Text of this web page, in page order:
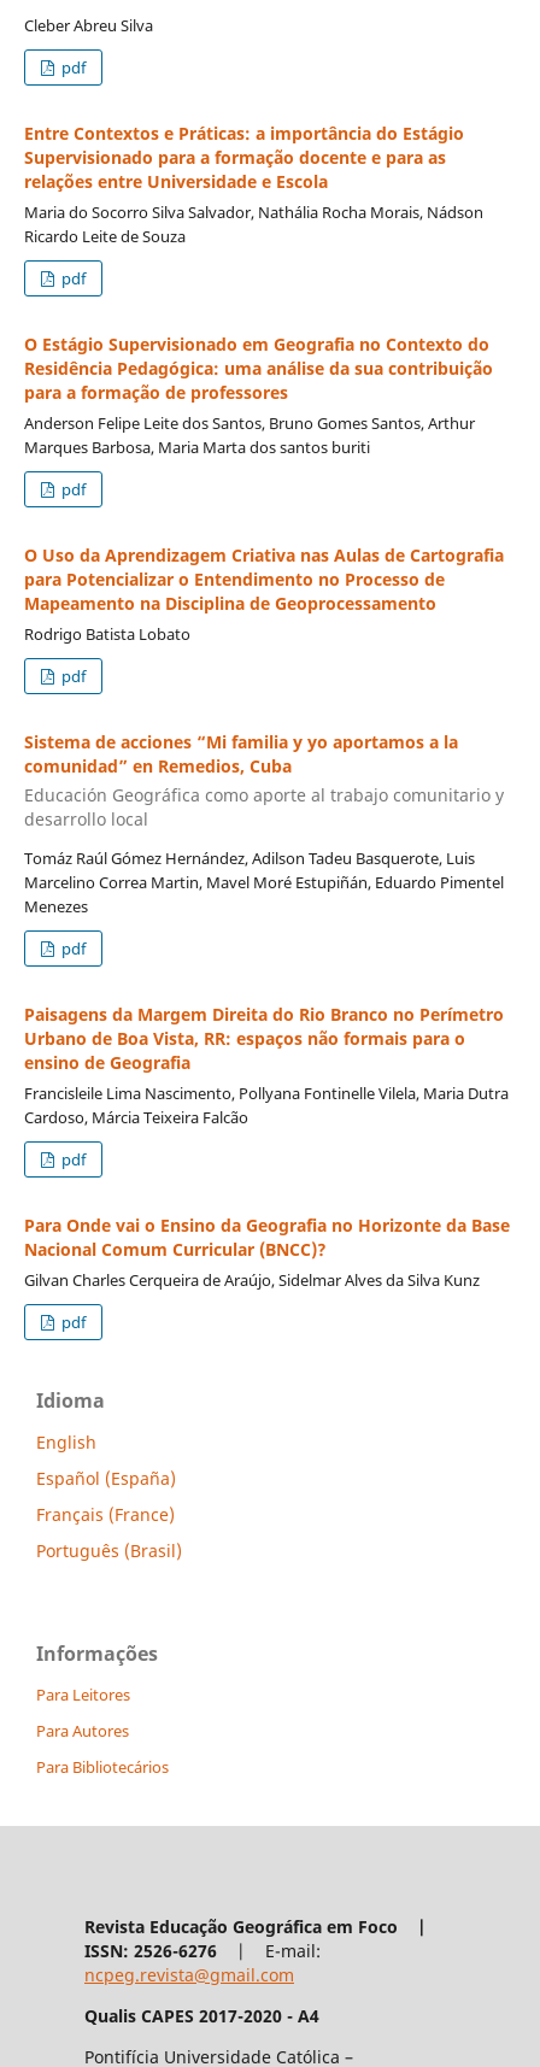
Cleber Abreu Silva
pdf
Entre Contextos e Práticas: a importância do Estágio
Supervisionado para a formação docente e para as
relações entre Universidade e Escola
Maria do Socorro Silva Salvador, Nathália Rocha Morais, Nádson
Ricardo Leite de Souza
pdf
O Estágio Supervisionado em Geografia no Contexto do
Residência Pedagógica: uma análise da sua contribuição
para a formação de professores
Anderson Felipe Leite dos Santos, Bruno Gomes Santos, Arthur
Marques Barbosa, Maria Marta dos santos buriti
pdf
O Uso da Aprendizagem Criativa nas Aulas de Cartografia
para Potencializar o Entendimento no Processo de
Mapeamento na Disciplina de Geoprocessamento
Rodrigo Batista Lobato
pdf
Sistema de acciones “Mi familia y yo aportamos a la
comunidad” en Remedios, Cuba
Educación Geográfica como aporte al trabajo comunitario y
desarrollo local
Tomáz Raúl Gómez Hernández, Adilson Tadeu Basquerote, Luis
Marcelino Correa Martin, Mavel Moré Estupiñán, Eduardo Pimentel
Menezes
pdf
Paisagens da Margem Direita do Rio Branco no Perímetro
Urbano de Boa Vista, RR: espaços não formais para o
ensino de Geografia
Francisleile Lima Nascimento, Pollyana Fontinelle Vilela, Maria Dutra
Cardoso, Márcia Teixeira Falcão
pdf
Para Onde vai o Ensino da Geografia no Horizonte da Base
Nacional Comum Curricular (BNCC)?
Gilvan Charles Cerqueira de Araújo, Sidelmar Alves da Silva Kunz
pdf
Idioma
English
Español (España)
Français (France)
Português (Brasil)
Informações
Para Leitores
Para Autores
Para Bibliotecários
Revista Educação Geográfica em Foco |
ISSN: 2526-6276| E-mail:
ncpeg.revista@gmail.com
Qualis CAPES 2017-2020 - A4
Pontifícia Universidade Católica –